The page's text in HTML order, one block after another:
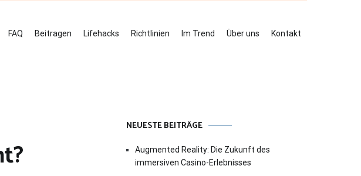
FAQ Beitragen Lifehacks Richtlinien Im Trend Über uns Kontakt
NEUESTE BEITRÄGE
Augmented Reality: Die Zukunft des
immersiven Casino-Erlebnisses